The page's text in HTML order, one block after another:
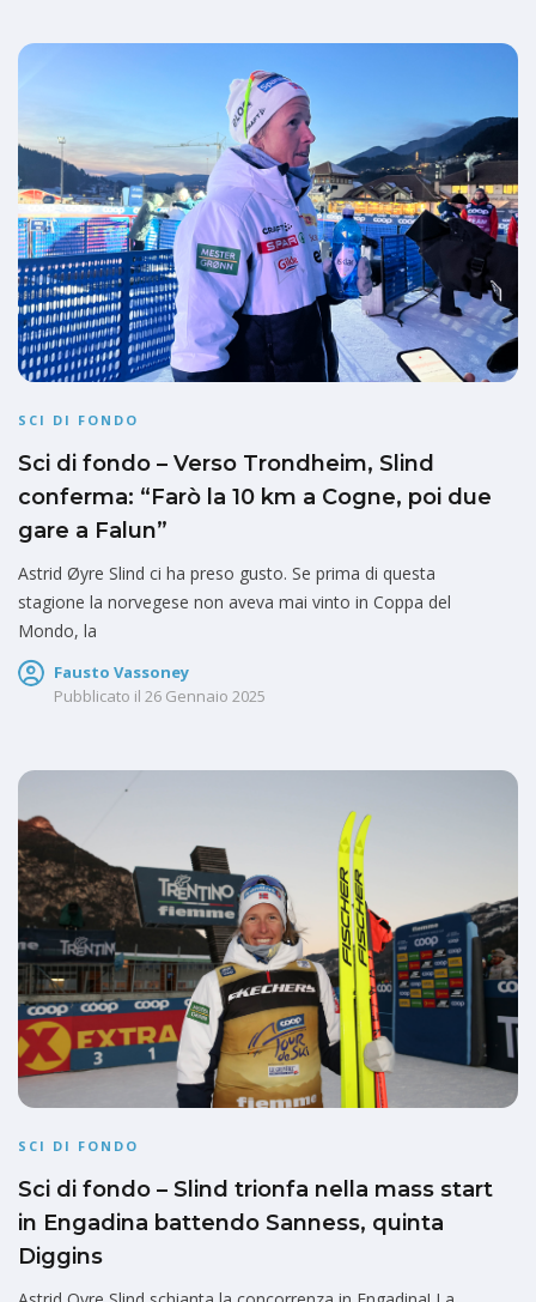
SCI DI FONDO
Sci di fondo – Verso Trondheim, Slind
conferma: “Farò la 10 km a Cogne, poi due
gare a Falun”
Astrid Øyre Slind ci ha preso gusto. Se prima di questa
stagione la norvegese non aveva mai vinto in Coppa del
Mondo, la
Fausto Vassoney
Pubblicato il 26 Gennaio 2025
SCI DI FONDO
Sci di fondo – Slind trionfa nella mass start
in Engadina battendo Sanness, quinta
Diggins